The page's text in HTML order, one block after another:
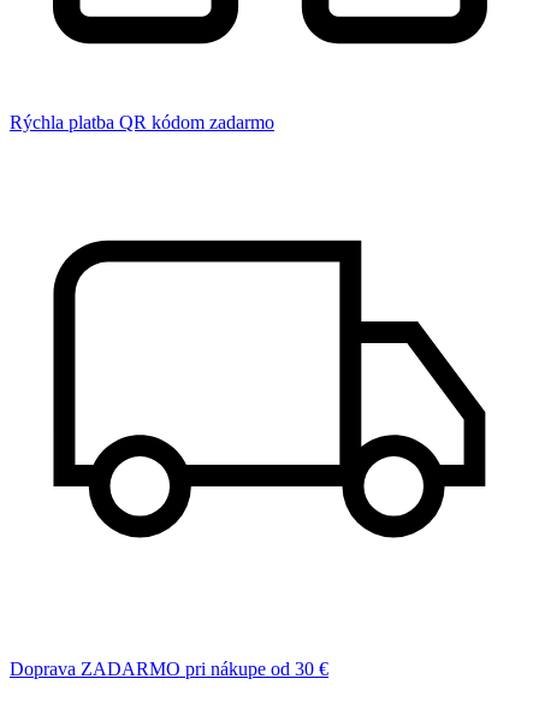
Rýchla platba QR kódom zadarmo
Doprava ZADARMO pri nákupe od 30 €